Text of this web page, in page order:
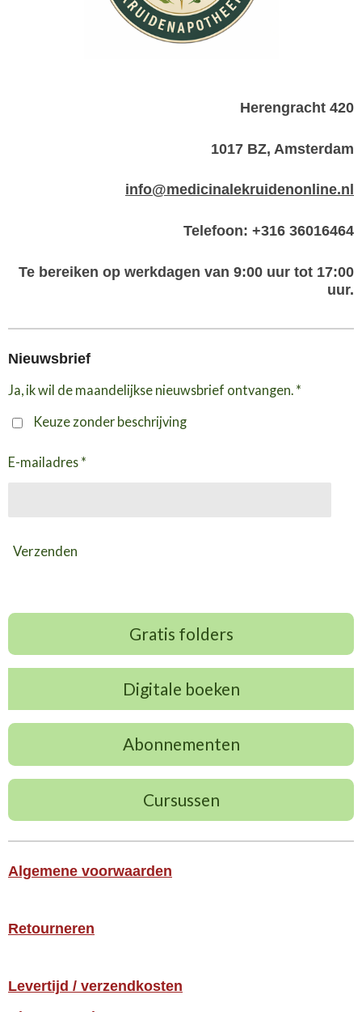
Herengracht 420
1017 BZ, Amsterdam
info@medicinalekruidenonline.nl
Telefoon: +316 36016464
Te bereiken op werkdagen van 9:00 uur tot 17:00
uur.
Nieuwsbrief
Ja, ik wil de maandelijkse nieuwsbrief ontvangen. *
Keuze zonder beschrijving
E-mailadres *
Verzenden
Gratis folders
Digitale boeken
Abonnementen
Cursussen
Algemene voorwaarden
Retourneren
Levertijd / verzendkosten